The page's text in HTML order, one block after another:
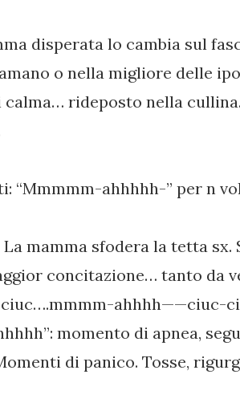
disperata lo cambia sul
o nella migliore delle
calma… rideposto nella
“Mmmmm-ahhhhh-” per n
mamma sfodera la tetta
concitazione… tanto da
ciuc….mmmm-ahhhh——ciuc-
momento di apnea,
di panico. Tosse,